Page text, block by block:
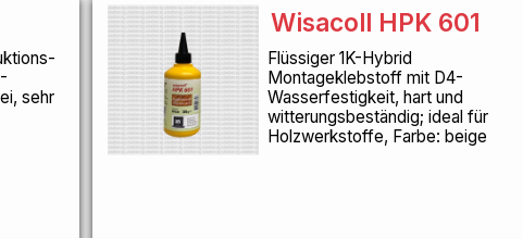
sehr
Wisacoll HPK 601
Flüssiger 1K-Hybrid
Montageklebstoff mit D4-
Wasserfestigkeit, hart und
witterungsbeständig; ideal für
Holzwerkstoffe, Farbe: beige